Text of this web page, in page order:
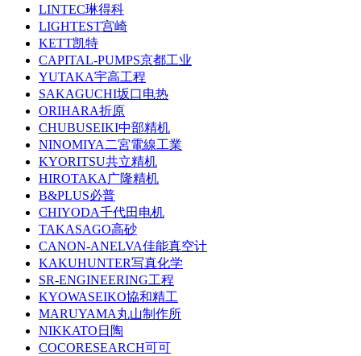
LINTEC琳得科
LIGHTEST宫崎
KETT凯特
CAPITAL-PUMPS京都工业
YUTAKA宇高工程
SAKAGUCHI坂口电热
ORIHARA折原
CHUBUSEIKI中部精机
NINOMIYA二宮電線工業
KYORITSU共立精机
HIROTAKA广隆精机
B&PLUS必普
CHIYODA千代田电机
TAKASAGO高砂
CANON-ANELVA佳能真空计
KAKUHUNTER写真化学
SR-ENGINEERING工程
KYOWASEIKO協和精工
MARUYAMA丸山制作所
NIKKATO日陶
COCORESEARCH可可